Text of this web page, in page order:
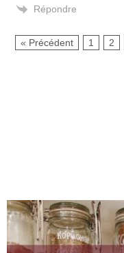
Répondre
« Précédent 1 2